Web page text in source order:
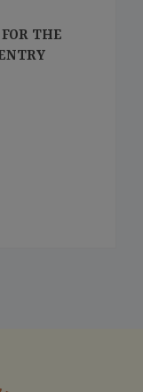
THE